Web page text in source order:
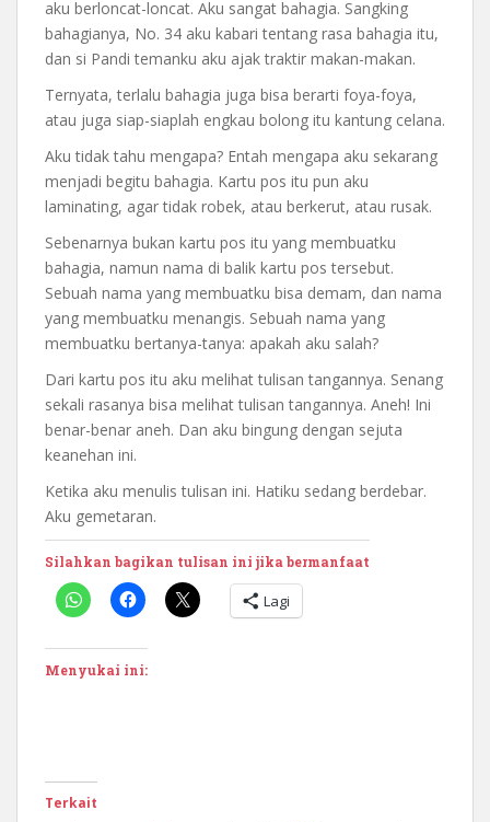
aku berloncat-loncat. Aku sangat bahagia. Sangking
bahagianya, No. 34 aku kabari tentang rasa bahagia itu,
dan si Pandi temanku aku ajak traktir makan-makan.
Ternyata, terlalu bahagia juga bisa berarti foya-foya,
atau juga siap-siaplah engkau bolong itu kantung celana.
Aku tidak tahu mengapa? Entah mengapa aku sekarang
menjadi begitu bahagia. Kartu pos itu pun aku
laminating, agar tidak robek, atau berkerut, atau rusak.
Sebenarnya bukan kartu pos itu yang membuatku
bahagia, namun nama di balik kartu pos tersebut.
Sebuah nama yang membuatku bisa demam, dan nama
yang membuatku menangis. Sebuah nama yang
membuatku bertanya-tanya: apakah aku salah?
Dari kartu pos itu aku melihat tulisan tangannya. Senang
sekali rasanya bisa melihat tulisan tangannya. Aneh! Ini
benar-benar aneh. Dan aku bingung dengan sejuta
keanehan ini.
Ketika aku menulis tulisan ini. Hatiku sedang berdebar.
Aku gemetaran.
Silahkan bagikan tulisan ini jika bermanfaat
Lagi
Menyukai ini:
Terkait